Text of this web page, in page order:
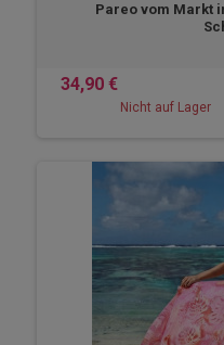
Pareo vom Markt
34,90 €
Nicht auf Lager